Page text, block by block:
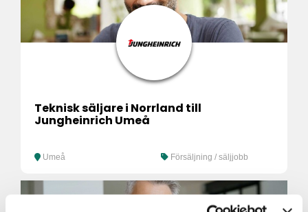
Teknisk säljare i Norrland till
Jungheinrich Umeå
Umeå Försäljning / säljjobb